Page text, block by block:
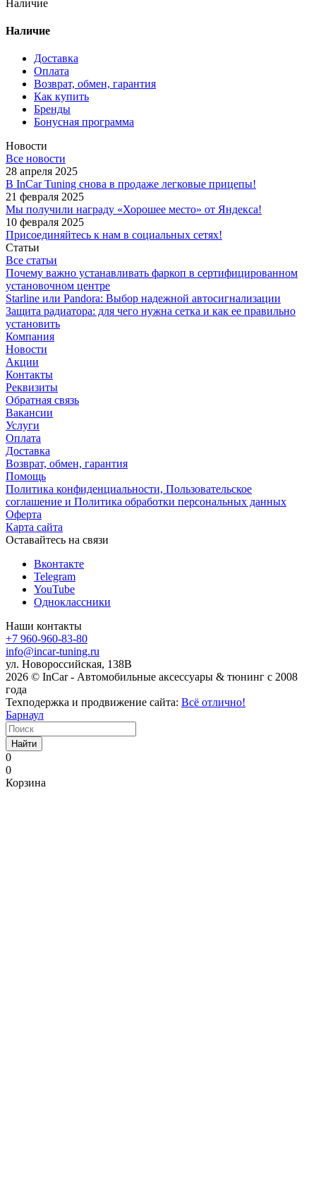
Наличие
Наличие
Доставка
Оплата
Возврат, обмен, гарантия
Как купить
Бренды
Бонусная программа
Новости
Все новости
28 апреля 2025
В InCar Tuning снова в продаже легковые прицепы!
21 февраля 2025
Мы получили награду «Хорошее место» от Яндекса!
10 февраля 2025
Присоединяйтесь к нам в социальных сетях!
Статьи
Все статьи
Почему важно устанавливать фаркоп в сертифицированном
установочном центре
Starline или Pandora: Выбор надежной автосигнализации
Защита радиатора: для чего нужна сетка и как ее правильно
установить
Компания
Новости
Акции
Контакты
Реквизиты
Обратная связь
Вакансии
Услуги
Оплата
Доставка
Возврат, обмен, гарантия
Помощь
Политика конфиденциальности, Пользовательское
соглашение и Политика обработки персональных данных
Оферта
Карта сайта
Оставайтесь на связи
Вконтакте
Telegram
YouTube
Одноклассники
Наши контакты
+7 960-960-83-80
info@incar-tuning.ru
ул. Новороссийская, 138В
2026 © InCar - Автомобильные аксессуары & тюнинг с 2008
года
Техподержка и продвижение сайта: Всё отлично!
Барнаул
Найти
0
0
Корзина